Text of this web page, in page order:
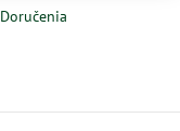
Doručenia